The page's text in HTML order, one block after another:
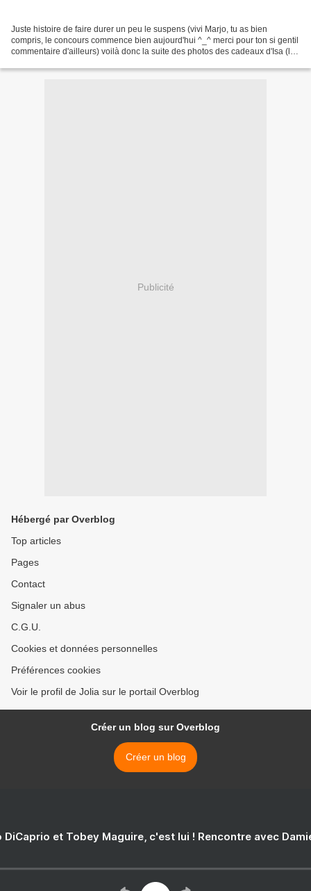
Juste histoire de faire durer un peu le suspens (vivi Marjo, tu as bien
compris, le concours commence bien aujourd'hui ^_^ merci pour ton si gentil
commentaire d'ailleurs) voilà donc la suite des photos des cadeaux d'Isa (le
Publicité
Hébergé par Overblog
Top articles
Pages
Contact
Signaler un abus
C.G.U.
Cookies et données personnelles
Préférences cookies
Voir le profil de Jolia sur le portail Overblog
Créer un blog sur Overblog
Créer un blog
DiCaprio et Tobey Maguire, c'est lui ! Rencontre avec